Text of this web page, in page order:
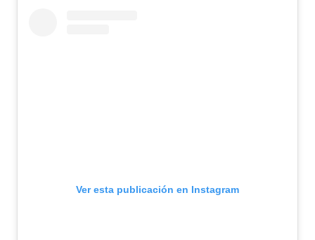
Ver esta publicación en Instagram